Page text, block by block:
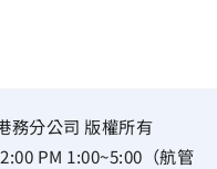
務分公司 版權所有
PM 1:00~5:00（航管